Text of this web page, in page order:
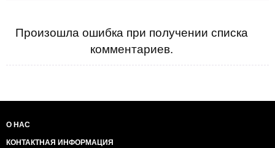
Произошла ошибка при получении списка
комментариев.
О НАС
КОНТАКТНАЯ ИНФОРМАЦИЯ